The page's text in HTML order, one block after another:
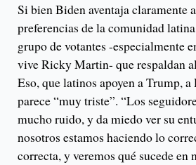
Si bien Biden aventaja claramente
preferencias de la comunidad
grupo de votantes -especialmente
vive Ricky Martin- que respaldan
Eso, que latinos apoyen a Trump,
parece “muy triste”. “Los
mucho ruido, y da miedo ver su
nosotros estamos haciendo lo
correcta, y veremos qué sucede en